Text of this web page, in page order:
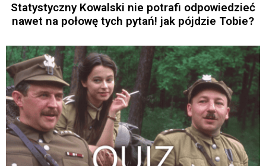
Statystyczny Kowalski nie potrafi odpowiedzieć
nawet na połowę tych pytań! jak pójdzie Tobie?